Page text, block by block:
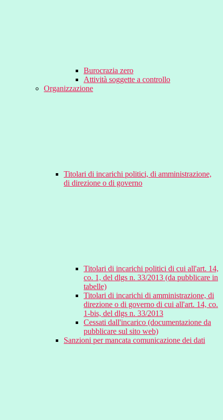
Burocrazia zero
Attività soggette a controllo
Organizzazione
Titolari di incarichi politici, di amministrazione,
di direzione o di governo
Titolari di incarichi politici di cui all'art. 14,
co. 1, del dlgs n. 33/2013 (da pubblicare in
tabelle)
Titolari di incarichi di amministrazione, di
direzione o di governo di cui all'art. 14, co.
1-bis, del dlgs n. 33/2013
Cessati dall'incarico (documentazione da
pubblicare sul sito web)
Sanzioni per mancata comunicazione dei dati